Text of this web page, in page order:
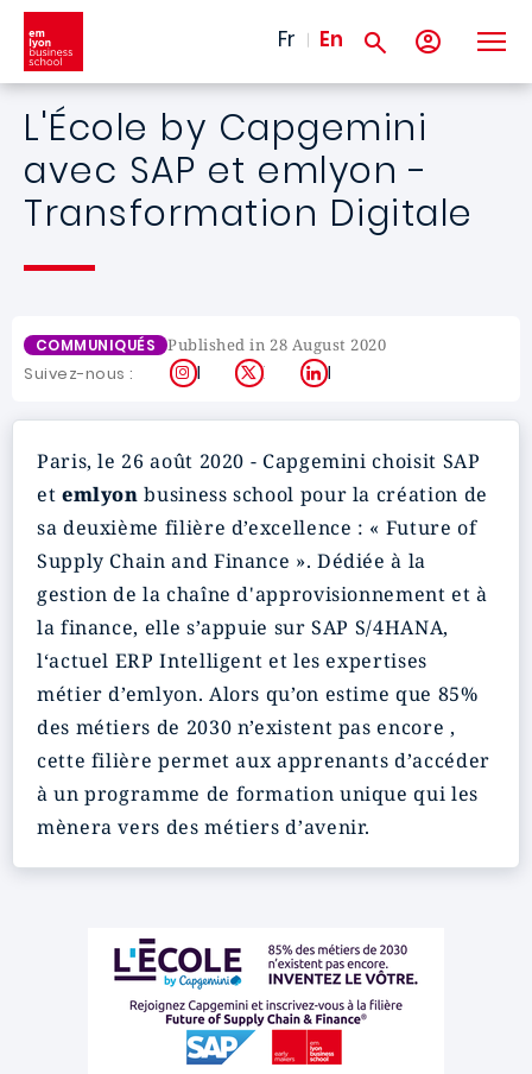
Skip to main content
Fr En
L'École by Capgemini
avec SAP et emlyon -
Transformation Digitale
COMMUNIQUÉS Published in 28 August 2020
Suivez-nous : Instagram
X LinkedIn
Paris, le 26 août 2020 - Capgemini choisit SAP
et emlyonbusiness school pour la création de
sa deuxième filière d’excellence : « Future of
Supply Chain and Finance ». Dédiée à la
gestion de la chaîne d'approvisionnement et à
la finance, elle s’appuie sur SAP S/4HANA,
l‘actuel ERP Intelligent et les expertises
métier d’emlyon. Alors qu’on estime que 85%
des métiers de 2030 n’existent pas encore ,
cette filière permet aux apprenants d’accéder
à un programme de formation unique qui les
mènera vers des métiers d’avenir.